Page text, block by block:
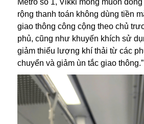
rộng thanh toán không dùng tiền
giao thông công cộng theo chủ
phủ, cũng như khuyến khích sử
giảm thiểu lượng khí thải từ các
chuyển và giảm ùn tắc giao thông.”